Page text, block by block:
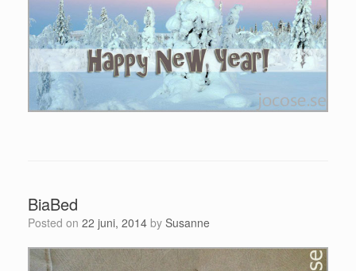
BiaBed
Posted on 22 juni, 2014 by Susanne